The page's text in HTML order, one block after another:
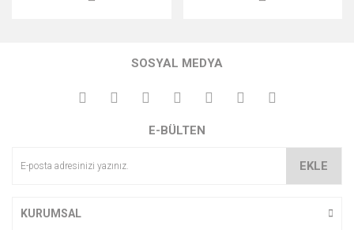
SOSYAL MEDYA
E-BÜLTEN
EKLE
KURUMSAL